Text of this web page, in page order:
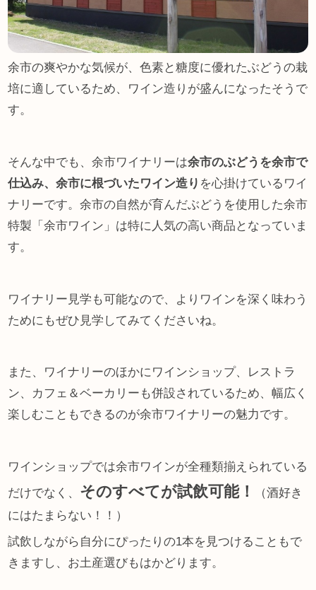
余市の爽やかな気候が、色素と糖度に優れたぶどうの栽
培に適しているため、ワイン造りが盛んになったそうで
す。
そんな中でも、余市ワイナリーは余市のぶどうを余市で
仕込み、余市に根づいたワイン造り を心掛けているワイ
ナリーです。余市の自然が育んだぶどうを使用した余市
特製「余市ワイン」は特に人気の高い商品となっていま
す。
ワイナリー見学も可能なので、よりワインを深く味わう
ためにもぜひ見学してみてくださいね。
また、ワイナリーのほかにワインショップ、レストラ
ン、カフェ＆ベーカリーも併設されているため、幅広く
楽しむこともできるのが余市ワイナリーの魅力です。
ワインショップでは余市ワインが全種類揃えられている
だけでなく、 そのすべてが試飲可能！
（酒好き
にはたまらない！！）
試飲しながら自分にぴったりの1本を見つけることもで
きますし、お土産選びもはかどります。